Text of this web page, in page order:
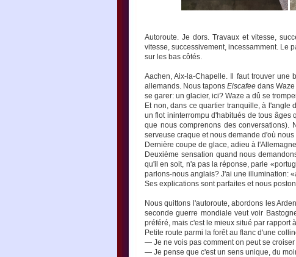
Autoroute. Je dors. Travaux et vitesse,
vitesse, successivement, incessamment. Le
sur les bas côtés.
Aachen, Aix-la-Chapelle. Il faut trouver une
allemands. Nous taponsEiscafee dans
se garer: un glacier, ici? Waze a dû se
Et non, dans ce quartier tranquille, à l'angle
un flot ininterrompu d'habitués de tous
que nous comprenons des
serveuse craque et nous demande d'où
Dernière coupe de glace, adieu à
Deuxième sensation quand nous
qu'il en soit, n'a pas la réponse, parle
parlons-nous anglais? J'ai une illumination:
Ses explications sont parfaites et nous
Nous quittons l'autoroute, abordons les
seconde guerre mondiale veut voir
préféré, mais c'est le mieux situé par rapport
Petite route parmi la forêt au flanc d'une
— Je ne vois pas comment on peut se
— Je pense que c'est un sens unique, du